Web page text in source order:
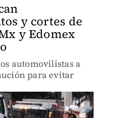
y cortes de
y Edomex
automovilistas a
para evitar